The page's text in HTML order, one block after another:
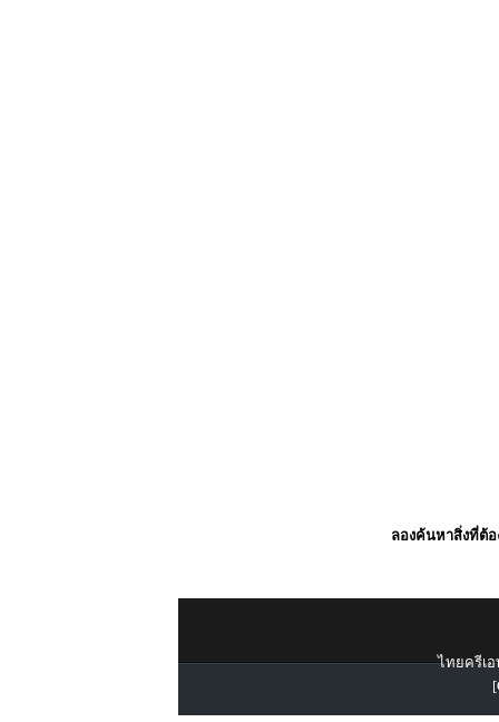
ลองค้นหาสิ่งที่ต้อ
ไทยครีเอ
[